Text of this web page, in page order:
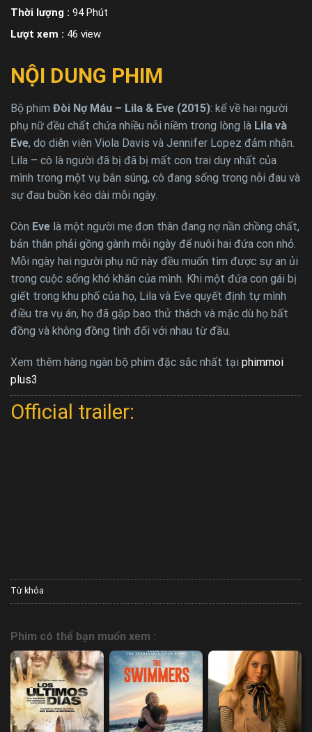
Thời lượng : 94 Phút
Lượt xem : 46 view
NỘI DUNG PHIM
Bộ phim Đòi Nợ Máu – Lila & Eve (2015): kể về hai người
phụ nữ đều chất chứa nhiều nỗi niềm trong lòng là Lila và
Eve, do diễn viên Viola Davis và Jennifer Lopez đảm nhận.
Lila – cô là người đã bị đã bị mất con trai duy nhất của
mình trong một vụ bắn súng, cô đang sống trong nỗi đau và
sự đau buồn kéo dài mỗi ngày.
Còn Eve là một người mẹ đơn thân đang nợ nần chồng chất,
bản thân phải gồng gành mỗi ngày để nuôi hai đứa con nhỏ.
Mỗi ngày hai người phụ nữ này đều muốn tìm được sự an ủi
trong cuộc sống khó khăn của mình. Khi một đứa con gái bị
giết trong khu phố của họ, Lila và Eve quyết định tự mình
điều tra vụ án, họ đã gặp bao thử thách và mặc dù họ bất
đồng và không đồng tình đối với nhau từ đầu.
Xem thêm hàng ngàn bộ phim đặc sắc nhất tại phimmoi
plus3
Official trailer:
Từ khóa
Phim có thể bạn muốn xem :